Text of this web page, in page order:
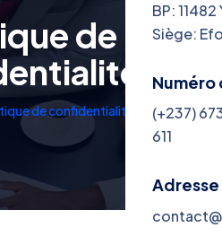
BP:
Siège:
(+237)
611
de
de confidentialité